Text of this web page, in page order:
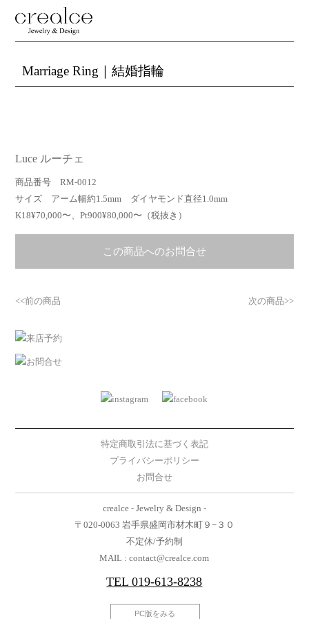
Marriage Ring｜結婚指輪
Luce ルーチェ
商品番号 RM-0012
サイズ アーム幅約1.5mm ダイヤモンド直径1.0mm
K18¥70,000〜、Pt900¥80,000〜（税抜き）
この商品へのお問合せ
<<前の商品 次の商品>>
特定商取引法に基づく表記
プライバシーポリシー
お問合せ
crealce - Jewelry & Design -
〒020-0063 岩手県盛岡市材木町９−３０
不定休/予約制
MAIL : contact@crealce.com
TEL019-613-8238
PC版をみる